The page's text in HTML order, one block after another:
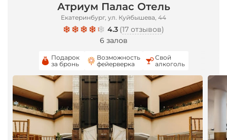
Атриум Палас Отель
Екатеринбург, ул. Куйбышева, 44
4.3 (17 отзывов)
6 залов
Подарок
за бронь
Возможность
фейерверка
Свой
алкоголь
*